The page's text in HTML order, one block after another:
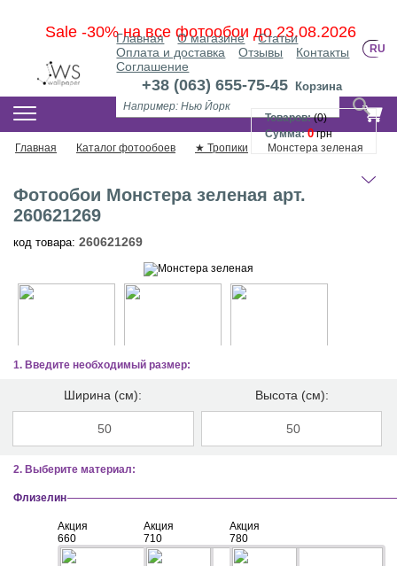
Sale -30% на все фотообои до 23.08.2026
Главная О магазине
Статьи
Оплата и доставка
Отзывы
Контакты
Соглашение
RU
+38 (063) 655-75-45 Корзина
Товаров:(0)
Сумма: 0грн
КАТАЛОГ ФОТООБОЕВ
Главная Каталог фотообоев ★ Тропики Монстера зеленая
Фотообои Монстера зеленая арт.
260621269
код товара: 260621269
1. Введите необходимый размер:
Ширина (см): Высота (см):
2. Выберите материал:
Флизелин
Акция
660
Акция
710
Акция
780